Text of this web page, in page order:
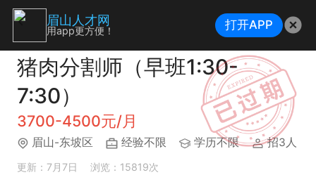
猪肉分割师（早班1:30-
7:30）
3700-4500元/月
眉山-东坡区 经验不限 学历不限 招3人
更新：7月7日 浏览：15819次
眉山人才网
用app更方便！ 打开APP